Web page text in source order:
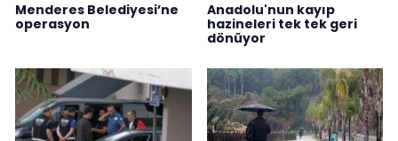
Menderes Belediyesi’ne
operasyon
Anadolu'nun kayıp
hazineleri tek tek geri
dönüyor